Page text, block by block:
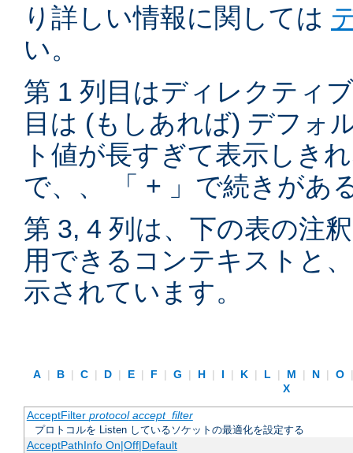
り詳しい情報に関しては
い。
第 1 列目はディレクティ
目は (もしあれば) デフォ
ト値が長すぎて表示しき
で、、 「 + 」で続きがあ
第 3, 4 列は、下の表の注
用できるコンテキストと
示されています。
A | B | C | D | E | F | G | H | I | K | L | M | N | O
X
AcceptFilter protocol accept_filter
プロトコルを Listen しているソケットの最適化を設定する
AcceptPathInfo On|Off|Default